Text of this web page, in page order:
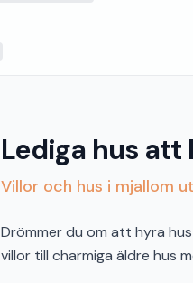
Lediga hus att
Villor och hus i mjallom
Drömmer du om att hyra
villor till charmiga äldre hus